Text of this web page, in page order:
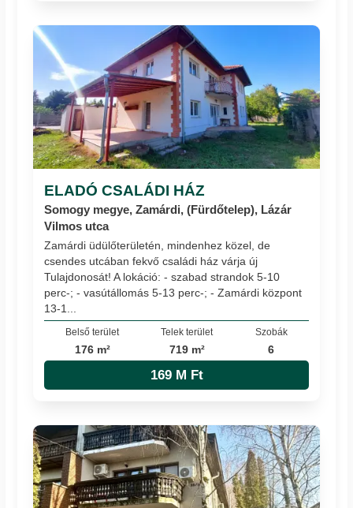
ELADÓ CSALÁDI HÁZ
Somogy megye, Zamárdi, (Fürdőtelep), Lázár
Vilmos utca
Zamárdi üdülőterületén, mindenhez közel, de
csendes utcában fekvő családi ház várja új
Tulajdonosát! A lokáció: - szabad strandok 5-10
perc-; - vasútállomás 5-13 perc-; - Zamárdi központ
13-1...
Belső terület
176 m²
Telek terület
719 m²
Szobák
6
169 M Ft